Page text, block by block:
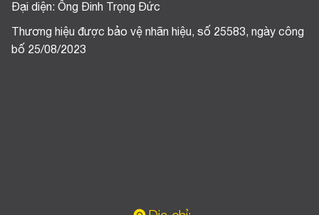
Đại diện: Ông Đinh Trọng Đức
Thương hiệu được bảo vệ nhãn hiệu, số 25583, ngày công
bố 25/08/2023